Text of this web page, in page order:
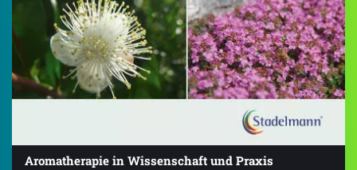
Aromatherapie in Wissenschaft und Praxis